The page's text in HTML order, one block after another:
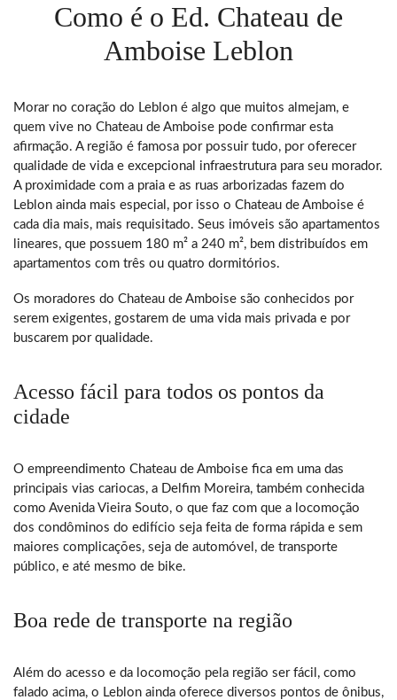
Como é o Ed. Chateau de
Amboise Leblon
Morar no coração do Leblon é algo que muitos almejam, e
quem vive no Chateau de Amboise pode confirmar esta
afirmação. A região é famosa por possuir tudo, por oferecer
qualidade de vida e excepcional infraestrutura para seu morador.
A proximidade com a praia e as ruas arborizadas fazem do
Leblon ainda mais especial, por isso o Chateau de Amboise é
cada dia mais, mais requisitado. Seus imóveis são apartamentos
lineares, que possuem 180 m² a 240 m², bem distribuídos em
apartamentos com três ou quatro dormitórios.
Os moradores do Chateau de Amboise são conhecidos por
serem exigentes, gostarem de uma vida mais privada e por
buscarem por qualidade.
Acesso fácil para todos os pontos da
cidade
O empreendimento Chateau de Amboise fica em uma das
principais vias cariocas, a Delfim Moreira, também conhecida
como Avenida Vieira Souto, o que faz com que a locomoção
dos condôminos do edifício seja feita de forma rápida e sem
maiores complicações, seja de automóvel, de transporte
público, e até mesmo de bike.
Boa rede de transporte na região
Além do acesso e da locomoção pela região ser fácil, como
falado acima, o Leblon ainda oferece diversos pontos de ônibus,